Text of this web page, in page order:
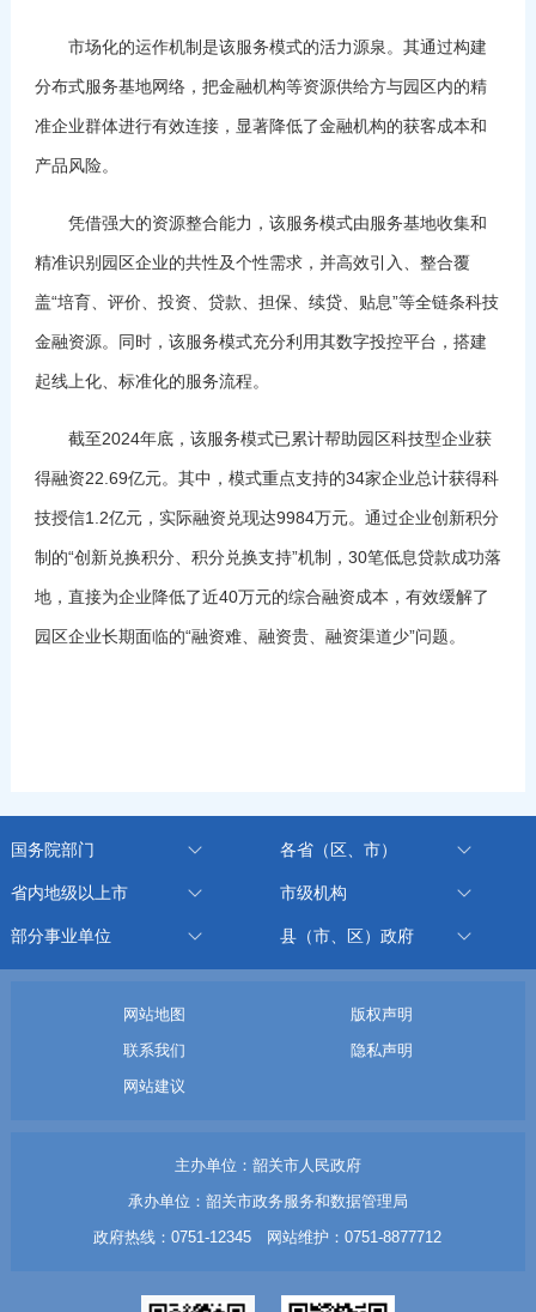
市场化的运作机制是该服务模式的活力源泉。其通过构建
分布式服务基地网络，把金融机构等资源供给方与园区内的精
准企业群体进行有效连接，显著降低了金融机构的获客成本和
产品风险。
凭借强大的资源整合能力，该服务模式由服务基地收集和
精准识别园区企业的共性及个性需求，并高效引入、整合覆
盖“培育、评价、投资、贷款、担保、续贷、贴息”等全链条科技
金融资源。同时，该服务模式充分利用其数字投控平台，搭建
起线上化、标准化的服务流程。
截至2024年底，该服务模式已累计帮助园区科技型企业获
得融资22.69亿元。其中，模式重点支持的34家企业总计获得科
技授信1.2亿元，实际融资兑现达9984万元。通过企业创新积分
制的“创新兑换积分、积分兑换支持”机制，30笔低息贷款成功落
地，直接为企业降低了近40万元的综合融资成本，有效缓解了
园区企业长期面临的“融资难、融资贵、融资渠道少”问题。
国务院部门 各省（区、市）
省内地级以上市 市级机构
部分事业单位 县（市、区）政府
网站地图
版权声明
联系我们
隐私声明
网站建议
主办单位：韶关市人民政府
承办单位：韶关市政务服务和数据管理局
政府热线：0751-12345 网站维护：0751-8877712